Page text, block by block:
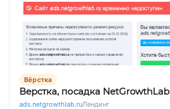
Вёрстка
Верстка, посадка NetGrowthLab
ads.netgrowthlab.ruЛендинг